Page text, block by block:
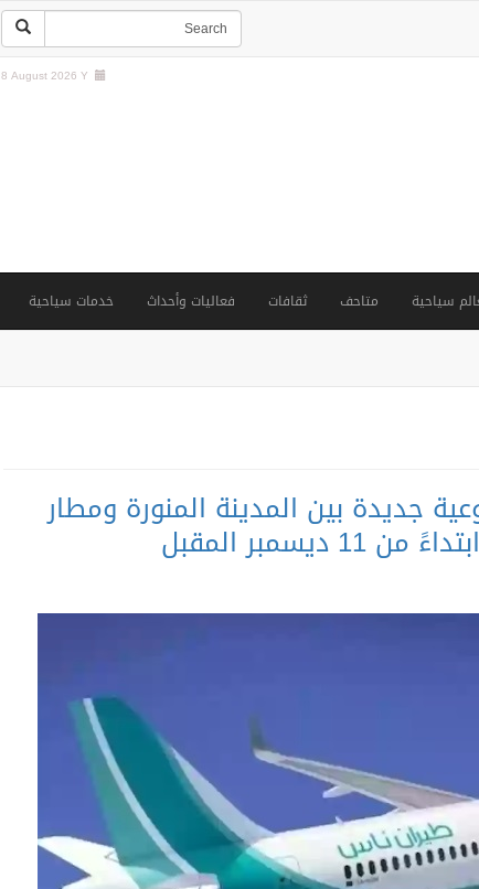
8 August 2026 Y |
سياحية متاحف ثقافات فعاليات وأحداث خدمات سياحية
3 رحلات أسبوعية جديدة بين المدينة المنورة ومطار
المقبل